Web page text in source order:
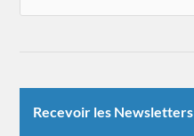
Recevoir les Newsletters